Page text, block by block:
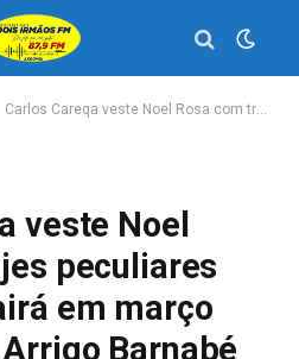
Carlos Careqa veste Noel Rosa com trajes peculiares em EP que sairá em março com capa de Arrigo Barnabé
veste Noel
peculiares
em março
Barnabé